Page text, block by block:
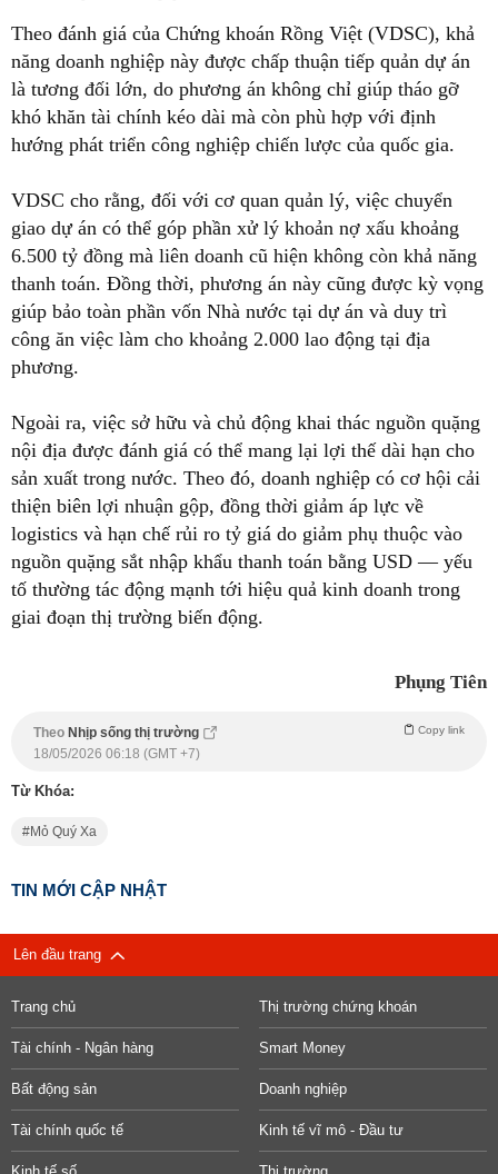
Theo đánh giá của Chứng khoán Rồng Việt (VDSC), khả
năng doanh nghiệp này được chấp thuận tiếp quản dự án
là tương đối lớn, do phương án không chỉ giúp tháo gỡ
khó khăn tài chính kéo dài mà còn phù hợp với định
hướng phát triển công nghiệp chiến lược của quốc gia.
VDSC cho rằng, đối với cơ quan quản lý, việc chuyển
giao dự án có thể góp phần xử lý khoản nợ xấu khoảng
6.500 tỷ đồng mà liên doanh cũ hiện không còn khả năng
thanh toán. Đồng thời, phương án này cũng được kỳ vọng
giúp bảo toàn phần vốn Nhà nước tại dự án và duy trì
công ăn việc làm cho khoảng 2.000 lao động tại địa
phương.
Ngoài ra, việc sở hữu và chủ động khai thác nguồn quặng
nội địa được đánh giá có thể mang lại lợi thế dài hạn cho
sản xuất trong nước. Theo đó, doanh nghiệp có cơ hội cải
thiện biên lợi nhuận gộp, đồng thời giảm áp lực về
logistics và hạn chế rủi ro tỷ giá do giảm phụ thuộc vào
nguồn quặng sắt nhập khẩu thanh toán bằng USD — yếu
tố thường tác động mạnh tới hiệu quả kinh doanh trong
giai đoạn thị trường biến động.
Phụng Tiên
Theo Nhịp sống thị trường Copy link
18/05/2026 06:18 (GMT +7)
Từ Khóa:
Mỏ Quý Xa
TIN MỚI CẬP NHẬT
Lên đầu trang
Trang chủ Thị trường chứng khoán
Tài chính - Ngân hàng Smart Money
Bất động sản Doanh nghiệp
Tài chính quốc tế Kinh tế vĩ mô - Đầu tư